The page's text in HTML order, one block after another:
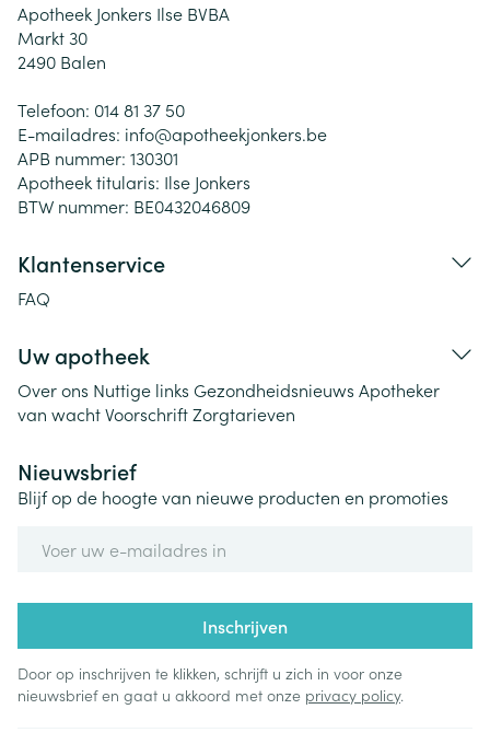
Apotheek Jonkers Ilse BVBA
Markt 30
2490 Balen
Telefoon: 014 81 37 50
E-mailadres: info@apotheekjonkers.be
APB nummer: 130301
Apotheek titularis: Ilse Jonkers
BTW nummer: BE0432046809
Klantenservice
FAQ
Uw apotheek
Over ons Nuttige links Gezondheidsnieuws Apotheker
van wachtVoorschriftZorgtarieven
Nieuwsbrief
Blijf op de hoogte van nieuwe producten en promoties
Inschrijven
Door op inschrijven te klikken, schrijft u zich in voor onze
nieuwsbrief en gaat u akkoord met onze privacy policy.